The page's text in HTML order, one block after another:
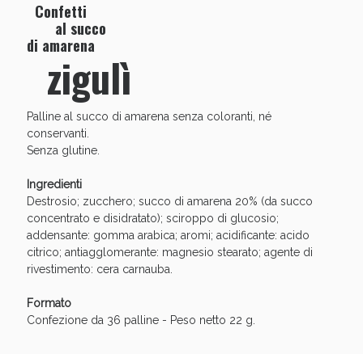
Confetti
al succo
di amarena
zigulì
Palline al succo di amarena senza coloranti, né
conservanti.
Senza glutine.
Ingredienti
Destrosio; zucchero; succo di amarena 20% (da succo
concentrato e disidratato); sciroppo di glucosio;
addensante: gomma arabica; aromi; acidificante: acido
citrico; antiagglomerante: magnesio stearato; agente di
rivestimento: cera carnauba.
Formato
Confezione da 36 palline - Peso netto 22 g.
Vie Urinarie e Prostata: Sconti fino al 45% oggi!
Benessere Intestinale: Sconto fino al 55% valido